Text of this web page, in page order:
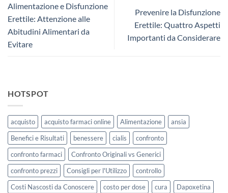
Alimentazione e Disfunzione
Erettile: Attenzione alle
Abitudini Alimentari da
Evitare
Prevenire la Disfunzione
Erettile: Quattro Aspetti
Importanti da Considerare
HOTSPOT
acquisto acquisto farmaci online Alimentazione
ansia
Benefici e Risultati
benessere cialis
confronto
confronto farmaci
Confronto Originali vs Generici
confronto prezzi
Consigli per l'Utilizzo
controllo
Costi Nascosti da Conoscere
costo per dose cura
Dapoxetina